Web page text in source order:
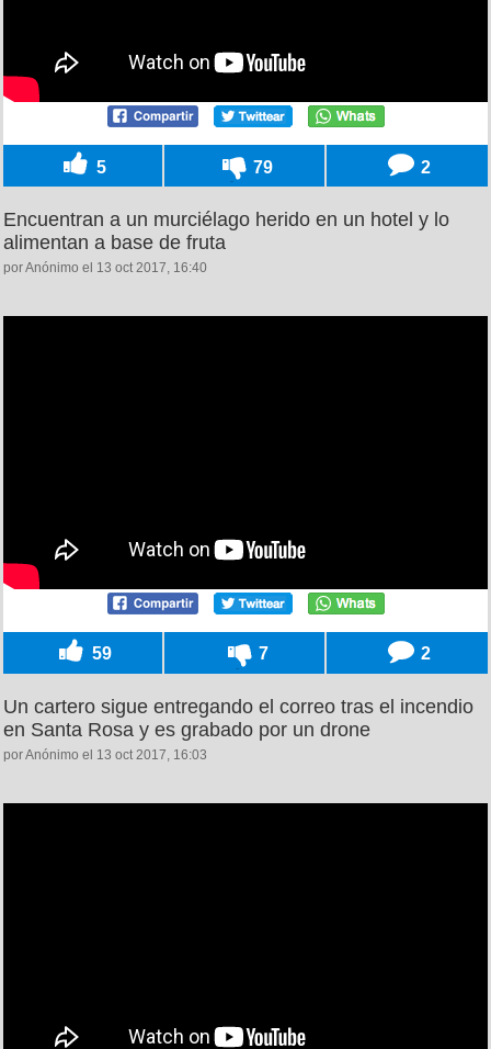
5 79 2
Encuentran a un murciélago herido en un hotel y lo
alimentan a base de fruta
por Anónimo el 13 oct 2017, 16:40
59 7 2
Un cartero sigue entregando el correo tras el incendio
en Santa Rosa y es grabado por un drone
por Anónimo el 13 oct 2017, 16:03